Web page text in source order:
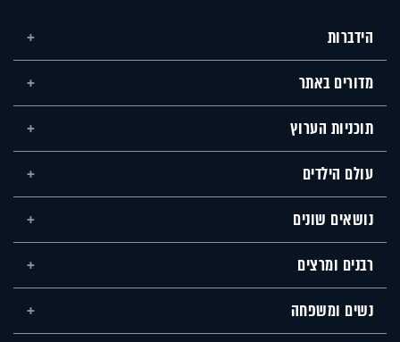
הידברות
מדורים באתר
תוכניות הערוץ
עולם הילדים
נושאים שונים
רבנים ומרצים
נשים ומשפחה